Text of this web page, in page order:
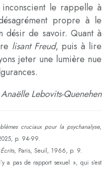
le rappelle à
propre à le
désir de savoir. Quant à
lisant Freud, puis à lire
jeter une lumière nue
Anaëlle Lebovits-Quenehen
cruciaux pour la psychanalyse,
p. 94-99.
Écrits, Paris, Seuil, 1966, p. 9.
a pas de rapport sexuel », qui s’est